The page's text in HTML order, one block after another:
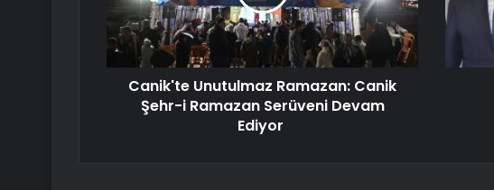
Canik'te Unutulmaz Ramazan: Canik
Şehr-i Ramazan Serüveni Devam
Ediyor